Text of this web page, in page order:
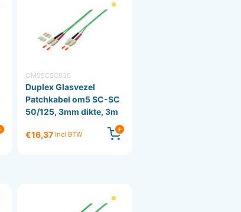
OM5SCSC030
Duplex Glasvezel
Patchkabel om5 SC-SC
50/125, 3mm dikte, 3m
€16,37 Incl BTW